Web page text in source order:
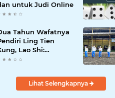
untuk Judi Online
Tahun Wafatnya
Ling Tien
Lao Shi:
Harus Kita
Lihat Selengkapnya